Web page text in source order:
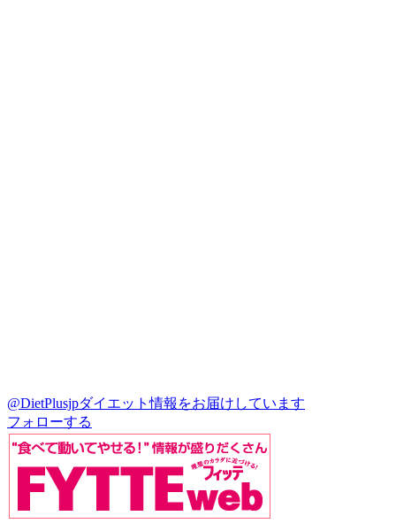
@DietPlusjpダイエット情報をお届けしています
フォローする